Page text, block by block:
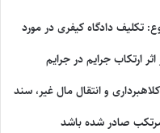
تکلیف دادگاه کیفری در مورد
ارتکاب جرایم در جرایم
و انتقال مال غیر، سند
صادر شده باشد